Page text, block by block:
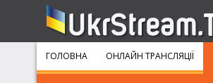
ГОЛОВНА ОНЛАЙН ТРАНСЛЯЦІЇ